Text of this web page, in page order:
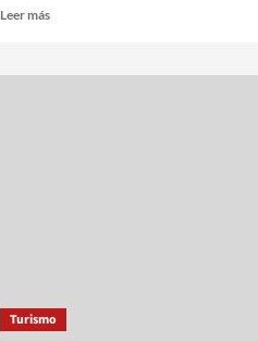
Leer más
Turismo